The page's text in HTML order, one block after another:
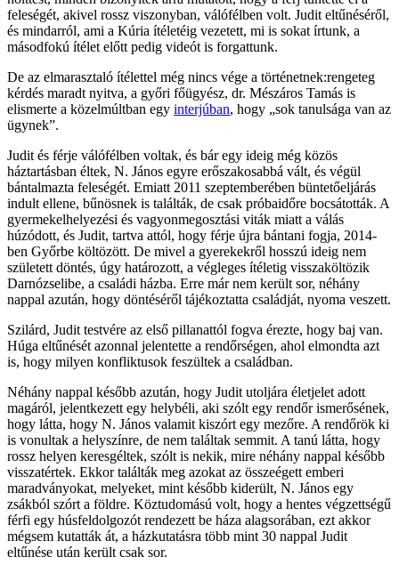
feleségét, akivel rossz viszonyban, válófélben volt. Judit eltűnéséről,
és mindarról, ami a Kúria ítéletéig vezetett, mi is sokat írtunk, a
másodfokú ítélet előtt pedig videót is forgattunk.
De az elmarasztaló ítélettel még nincs vége a történetnek:rengeteg
kérdés maradt nyitva, a győri főügyész, dr. Mészáros Tamás is
elismerte a közelmúltban egy interjúban, hogy „sok tanulsága van az
ügynek”.
Judit és férje válófélben voltak, és bár egy ideig még közös
háztartásban éltek, N. János egyre erőszakosabbá vált, és végül
bántalmazta feleségét. Emiatt 2011 szeptemberében büntetőeljárás
indult ellene, bűnösnek is találták, de csak próbaidőre bocsátották. A
gyermekelhelyezési és vagyonmegosztási viták miatt a válás
húzódott, és Judit, tartva attól, hogy férje újra bántani fogja, 2014-
ben Győrbe költözött. De mivel a gyerekekről hosszú ideig nem
született döntés, úgy határozott, a végleges ítéletig visszaköltözik
Darnózselibe, a családi házba. Erre már nem került sor, néhány
nappal azután, hogy döntéséről tájékoztatta családját, nyoma veszett.
Szilárd, Judit testvére az első pillanattól fogva érezte, hogy baj van.
Húga eltűnését azonnal jelentette a rendőrségen, ahol elmondta azt
is, hogy milyen konfliktusok feszültek a családban.
Néhány nappal később azután, hogy Judit utoljára életjelet adott
magáról, jelentkezett egy helybéli, aki szólt egy rendőr ismerősének,
hogy látta, hogy N. János valamit kiszórt egy mezőre. A rendőrök ki
is vonultak a helyszínre, de nem találtak semmit. A tanú látta, hogy
rossz helyen keresgéltek, szólt is nekik, mire néhány nappal később
visszatértek. Ekkor találták meg azokat az összeégett emberi
maradványokat, melyeket, mint később kiderült, N. János egy
zsákból szórt a földre. Köztudomású volt, hogy a hentes végzettségű
férfi egy húsfeldolgozót rendezett be háza alagsorában, ezt akkor
mégsem kutatták át, a házkutatásra több mint 30 nappal Judit
eltűnése után került csak sor.